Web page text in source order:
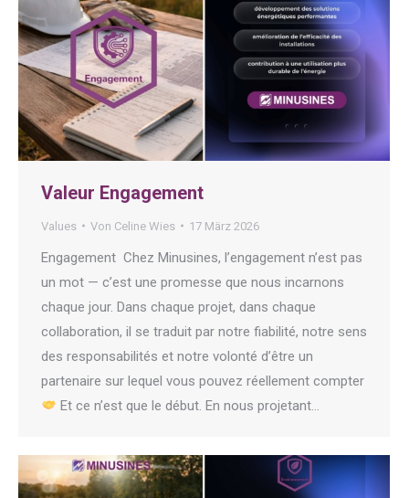
Valeur Engagement
Values Von Celine Wies 17 März 2026
Engagement Chez Minusines, l’engagement n’est pas
un mot — c’est une promesse que nous incarnons
chaque jour. Dans chaque projet, dans chaque
collaboration, il se traduit par notre fiabilité, notre sens
des responsabilités et notre volonté d’être un
partenaire sur lequel vous pouvez réellement compter
Et ce n’est que le début. En nous projetant…